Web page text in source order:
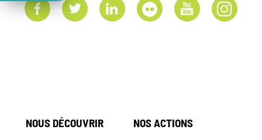
NOUS DÉCOUVRIR NOS ACTIONS